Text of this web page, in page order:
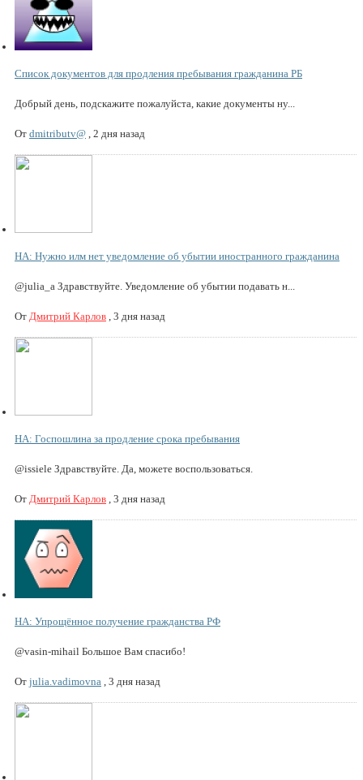
Список документов для продления пребывания гражданина РБ
Добрый день, подскажите пожалуйста, какие документы ну...
От dmitributv@ , 2 дня назад
НА: Нужно илм нет уведомление об убытии иностранного гражданина
@julia_a Здравствуйте. Уведомление об убытии подавать н...
От Дмитрий Карлов , 3 дня назад
НА: Госпошлина за продление срока пребывания
@issiele Здравствуйте. Да, можете воспользоваться.
От Дмитрий Карлов , 3 дня назад
НА: Упрощённое получение гражданства РФ
@vasin-mihail Большое Вам спасибо!
От julia.vadimovna , 3 дня назад